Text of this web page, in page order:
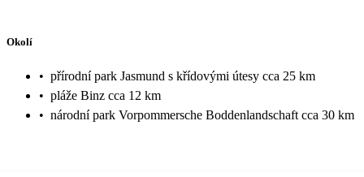
Okolí
• přírodní park Jasmund s křídovými útesy cca 25 km
• pláže Binz cca 12 km
• národní park Vorpommersche Boddenlandschaft cca 30 km